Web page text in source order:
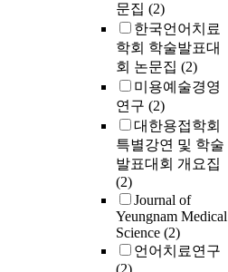
문집 (2)
한국언어치료
학회 학술발표대
회 논문집 (2)
미용예술경영
연구 (2)
대한용접학회
특별강연 및 학술
발표대회 개요집
(2)
Journal of
Yeungnam Medical
Science (2)
언어치료연구